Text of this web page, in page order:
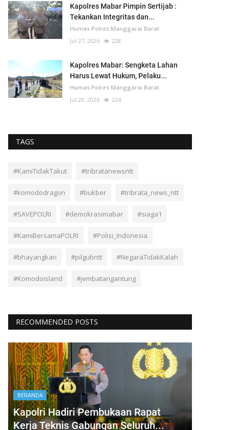
Kapolres Mabar Pimpin Sertijab :
Tekankan Integritas dan...
Humas Polres Manggarai Barat
Jul 27, 2026
228
Kapolres Mabar: Sengketa Lahan
Harus Lewat Hukum, Pelaku...
Humas Polres Manggarai Barat
Jul 29, 2026
224
TAGS
#KamiTidakTakut #tribratanewsntt
#komododragon #bukber #tribrata_news_ntt
#SAVEPOLRI #demokrasimabar #siaga1
#KamiBersamaPOLRI #Polisi_Indonesia
#bhayangkari #pilgubntt #NegaraTidakKalah
#Komodoisland #jembatangantung
RECOMMENDED POSTS
BERANDA
Kapolri Hadiri Pembukaan Rapat
Kerja Teknis Gabungan Seluruh...